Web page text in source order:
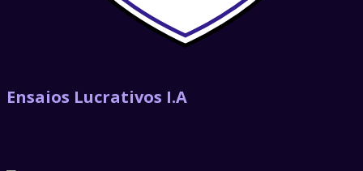
Ensaios Lucrativos I.A